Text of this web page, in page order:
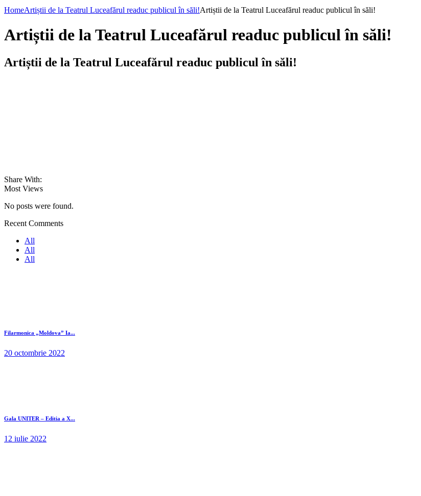
HomeArtiștii de la Teatrul Luceafărul readuc publicul în săli!Artiștii de la Teatrul Luceafărul readuc publicul în săli!
Artiștii de la Teatrul Luceafărul readuc publicul în săli!
Artiștii de la Teatrul Luceafărul readuc publicul în săli!
Share With:
Most Views
No posts were found.
Recent Comments
All
All
All
Filarmonica „Moldova” Ia...
20 octombrie 2022
Gala UNITER – Editia a X...
12 iulie 2022